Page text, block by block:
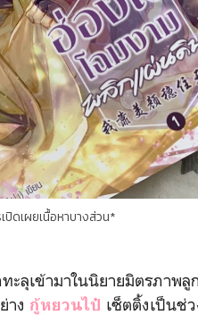
ปิดเผยเนื้อหาบางส่วน*
เข้ามาในนิยายมิตรภาพลู
าง กู้หยวนไป๋ เซ็ตติ้งเป็นช่